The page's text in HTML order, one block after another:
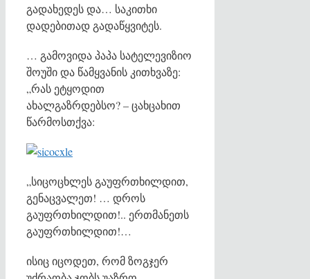
გადახედეს და… საკითხი
დადებითად გადაწყვიტეს.
… გამოვიდა პაპა სატელევიზიო
შოუში და წამყვანის კითხვაზე:
„რას ეტყოდით
ახალგაზრდებსო? – ცახცახით
წარმოსთქვა:
„სიცოცხლეს გაუფრთხილდით,
გენაცვალეთ! … დროს
გაუფრთხილდით!.. ერთმანეთს
გაუფრთხილდით!…
ისიც იცოდეთ, რომ ზოგჯერ